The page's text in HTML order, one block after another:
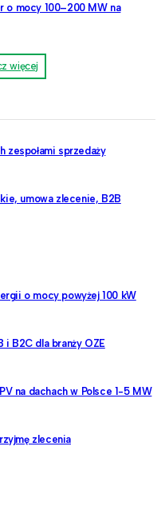
o mocy 100–200 MW na
więcej
zespołami sprzedaży
umowa zlecenie, B2B
o mocy powyżej 100 kW
i B2C dla branży OZE
na dachach w Polsce 1-5 MW
zlecenia